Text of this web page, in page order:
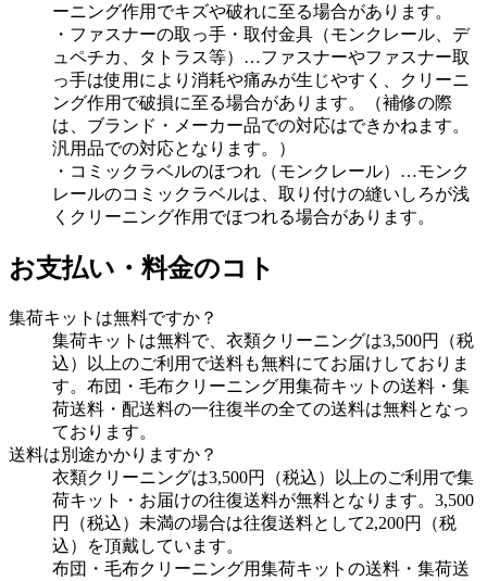
ーニング作用でキズや破れに至る場合があります。
・ファスナーの取っ手・取付金具（モンクレール、デ
ュペチカ、タトラス等）…ファスナーやファスナー取
っ手は使用により消耗や痛みが生じやすく、クリーニ
ング作用で破損に至る場合があります。（補修の際
は、ブランド・メーカー品での対応はできかねます。
汎用品での対応となります。）
・コミックラベルのほつれ（モンクレール）…モンク
レールのコミックラベルは、取り付けの縫いしろが浅
くクリーニング作用でほつれる場合があります。
お支払い・料金のコト
集荷キットは無料ですか？
集荷キットは無料で、衣類クリーニングは3,500円（税
込）以上のご利用で送料も無料にてお届けしておりま
す。布団・毛布クリーニング用集荷キットの送料・集
荷送料・配送料の一往復半の全ての送料は無料となっ
ております。
送料は別途かかりますか？
衣類クリーニングは3,500円（税込）以上のご利用で集
荷キット・お届けの往復送料が無料となります。3,500
円（税込）未満の場合は往復送料として2,200円（税
込）を頂戴しています。
布団・毛布クリーニング用集荷キットの送料・集荷送